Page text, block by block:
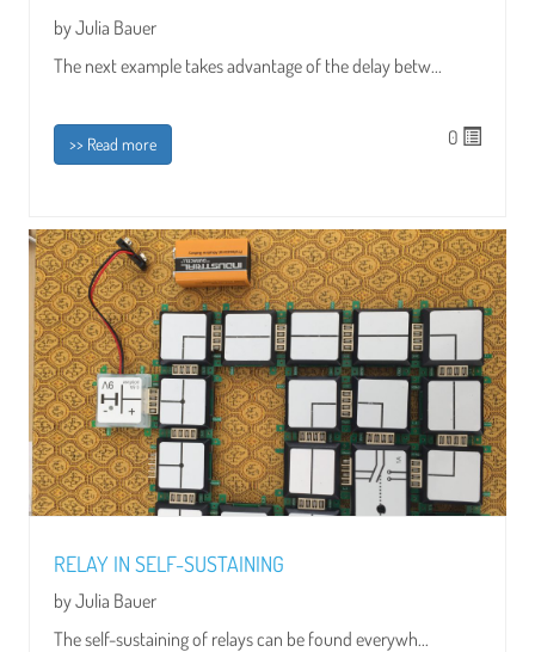
by Julia Bauer
The next example takes advantage of the delay betw...
>> Read more 0
RELAY IN SELF-SUSTAINING
by Julia Bauer
The self-sustaining of relays can be found everywh...